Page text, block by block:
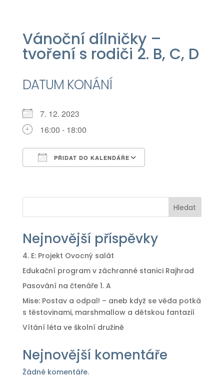
Vánoční dílničky –
tvoření s rodiči 2. B, C, D
DATUM KONÁNÍ
7. 12. 2023
16:00 - 18:00
PŘIDAT DO KALENDÁŘE
Hledat
Nejnovější příspěvky
4. E: Projekt Ovocný salát
Edukační program v záchranné stanici Rajhrad
Pasování na čtenáře 1. A
Mise: Postav a odpal! – aneb když se věda potká
s těstovinami, marshmallow a dětskou fantazií
Vítání léta ve školní družině
Nejnovější komentáře
Žádné komentáře.